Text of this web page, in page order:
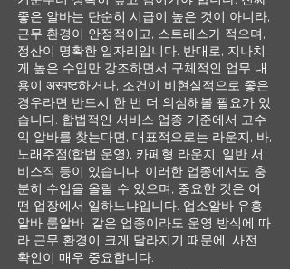
좋은 알바는 단순히 시급이 높은 것이 아니라,
근무 환경이 안정적이고, 스트레스가 적으며,
정산이 명확한 일자리입니다. 반대로, 지나치
게 높은 수입만 강조하면서 구체적인 업무 내
용이 अस्पष्ट하거나, 조건이 비현실적으로 좋은
경우라면 반드시 한 번 더 의심해볼 필요가 있
습니다. 합법적인 서비스 업종 기준에서 고수
익 알바를 찾는다면, 대표적으로는 라운지, 바,
노래주점(합법 운영), 카페형 라운지, 일반 서
비스직 등이 있습니다. 이러한 업종에서도 충
분히 수입을 올릴 수 있으며, 중요한 것은 어
떤 업장에서 일하느냐입니다. 업소알바 유흥
알바 룸알바 같은 업종이라도 운영 방식에 따
라 근무 환경이 크게 달라지기 때문에, 사전
확인이 매우 중요합니다.